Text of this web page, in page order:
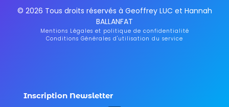
© 2026 Tous droits réservés à Geoffrey LUC et Hannah
BALLANFAT
Mentions Légales et politique de confidentialité
Conditions Générales d'utilisation du service
Inscription Newsletter